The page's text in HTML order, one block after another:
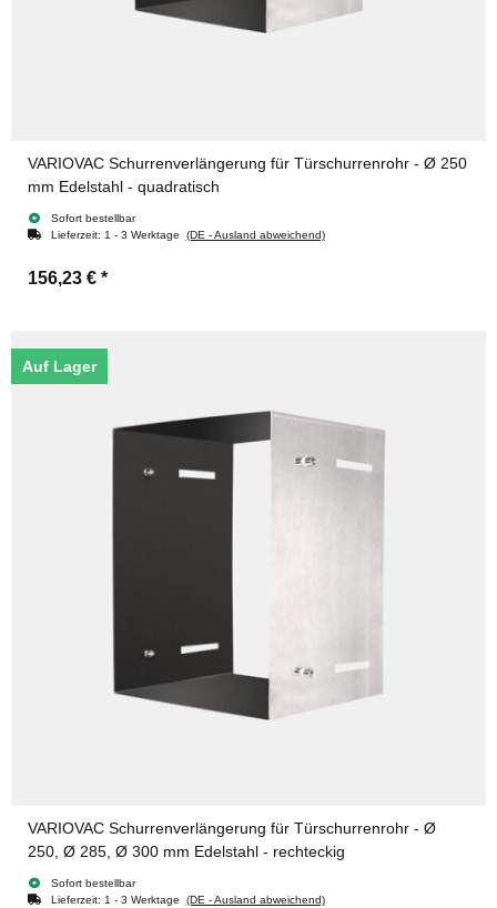
VARIOVAC Schurrenverlängerung für Türschurrenrohr - Ø 250
mm Edelstahl - quadratisch
Sofort bestellbar
Lieferzeit: 1 - 3 Werktage (DE - Ausland abweichend)
156,23 € *
Auf Lager
VARIOVAC Schurrenverlängerung für Türschurrenrohr - Ø
250, Ø 285, Ø 300 mm Edelstahl - rechteckig
Sofort bestellbar
Lieferzeit: 1 - 3 Werktage (DE - Ausland abweichend)